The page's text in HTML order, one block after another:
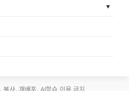
복사, 재배포, AI학습 이용 금지